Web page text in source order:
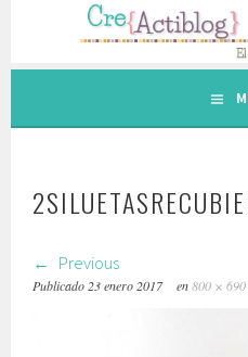
contenido.
Previous
Publicado 23 enero 2017 en800 × 690